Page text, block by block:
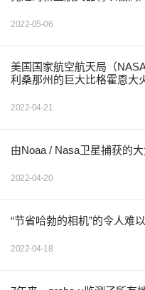
2022-05-06
美国国家航空航天局（
利桑那州的巨大比格霍恩大
2022-04-21
由Noaa / Nasa卫星捕获的
2022-04-20
“节省哈勃的相机”的令人难
2022-04-18